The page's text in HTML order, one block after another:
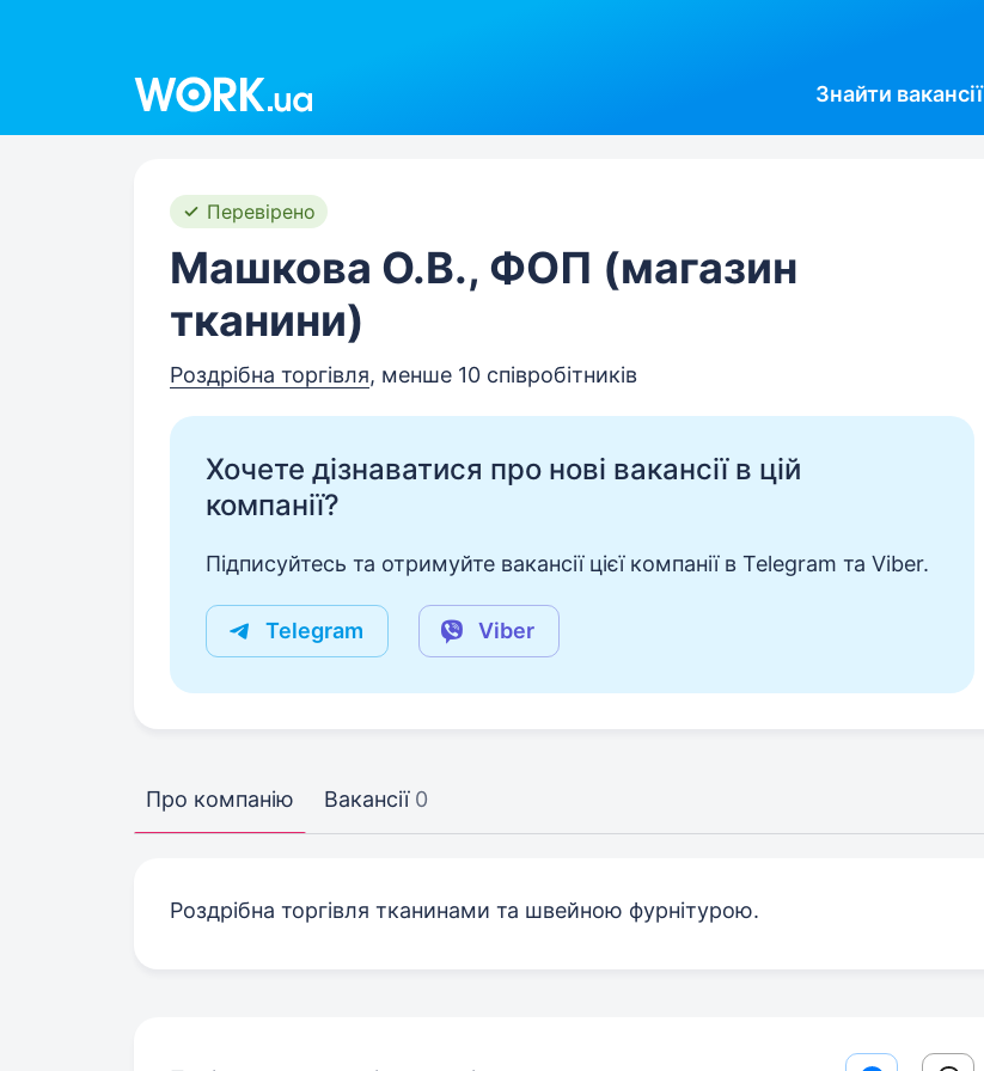
Знайти вакансії
Перевірено
Машкова О.В., ФОП (магазин
тканини)
Роздрібна торгівля, менше 10 співробітників
Хочете дізнаватися про нові вакансії в цій
компанії?
Підписуйтесь та отримуйте вакансії цієї компанії в Telegram та Viber.
Telegram Viber
Про компанію Вакансії 0
Роздрібна торгівля тканинами та швейною фурнітурою.